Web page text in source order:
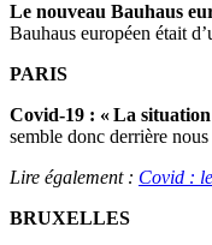
Le nouveau Bauhaus
Bauhaus européen était
PARIS
Covid-19 : « La situation
semble donc derrière
Lire également : Covid :
BRUXELLES